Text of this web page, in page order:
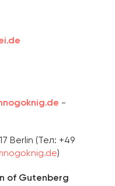
-
Berlin (Тел: +49
)
of Gutenberg